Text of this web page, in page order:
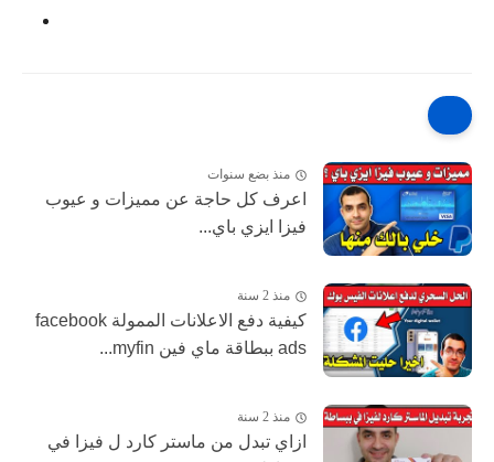
منذ بضع سنوات
اعرف كل حاجة عن مميزات و عيوب
فيزا ايزي باي...
منذ 2 سنة
كيفية دفع الاعلانات الممولة facebook
ads ببطاقة ماي فين myfin...
منذ 2 سنة
ازاي تبدل من ماستر كارد ل فيزا في